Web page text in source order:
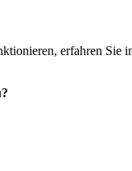
erfahren Sie